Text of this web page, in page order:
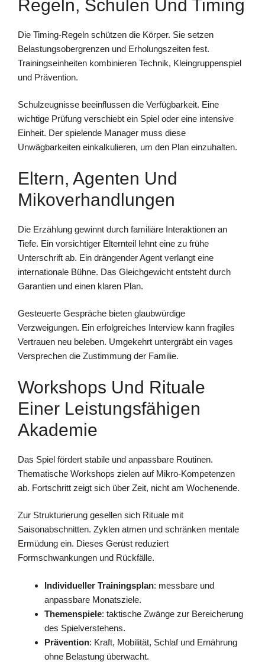
Regeln, Schulen Und Timing
Die Timing-Regeln schützen die Körper. Sie setzen
Belastungsobergrenzen und Erholungszeiten fest.
Trainingseinheiten kombinieren Technik, Kleingruppenspiel
und Prävention.
Schulzeugnisse beeinflussen die Verfügbarkeit. Eine
wichtige Prüfung verschiebt ein Spiel oder eine intensive
Einheit. Der spielende Manager muss diese
Unwägbarkeiten einkalkulieren, um den Plan einzuhalten.
Eltern, Agenten Und
Mikoverhandlungen
Die Erzählung gewinnt durch familiäre Interaktionen an
Tiefe. Ein vorsichtiger Elternteil lehnt eine zu frühe
Unterschrift ab. Ein drängender Agent verlangt eine
internationale Bühne. Das Gleichgewicht entsteht durch
Garantien und einen klaren Plan.
Gesteuerte Gespräche bieten glaubwürdige
Verzweigungen. Ein erfolgreiches Interview kann fragiles
Vertrauen neu beleben. Umgekehrt untergräbt ein vages
Versprechen die Zustimmung der Familie.
Workshops Und Rituale
Einer Leistungsfähigen
Akademie
Das Spiel fördert stabile und anpassbare Routinen.
Thematische Workshops zielen auf Mikro-Kompetenzen
ab. Fortschritt zeigt sich über Zeit, nicht am Wochenende.
Zur Strukturierung gesellen sich Rituale mit
Saisonabschnitten. Zyklen atmen und schränken mentale
Ermüdung ein. Dieses Gerüst reduziert
Formschwankungen und Rückfälle.
Individueller Trainingsplan: messbare und
anpassbare Monatsziele.
Themenspiele: taktische Zwänge zur Bereicherung
des Spielverstehens.
Prävention: Kraft, Mobilität, Schlaf und Ernährung
ohne Belastung überwacht.